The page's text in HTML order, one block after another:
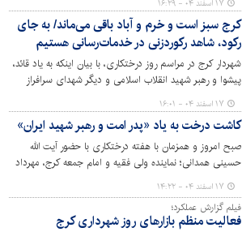
شد.
۱۷ اسفند ۰۴ - ۱۶:۲۹
کرج سبز است و خرم و آباد باقی می‌ماند/ به جای
رکود، شاهد رکوردزنی در خدمات‌رسانی هستیم
شهردار کرج در مراسم روز درختکاری، با بیان اینکه به یاد قائد،
پیشوا و رهبر شهید انقلاب اسلامی و دیگر شهدای سرافراز
جنگ رمضان نهال غرس کردیم تا نمادی از سرسبزی و
استواری و استقامت ملت قهرمان ایران اسلامی در روزهای
سخت و دشوار باشد، گفت: کرج این رنگین کمان اقوام ایرانی
سبز و با صلابت است و خرم و آباد نیز باقی خواهد ماند.
۱۷ اسفند ۰۴ - ۱۶:۰۱
کاشت درخت به یاد «پدر امت و رهبر شهید ایران»
صبح امروز و همزمان با هفته درختکاری با حضور آیت الله
حسینی همدانی؛ نماینده ولی فقیه و امام جمعه کرج، مهرداد
کیانی؛ شهردار کرج و مدیران مجموعه مدیریت شهری مراسم
روز درختکاری در پارک همگام برگزار شد.
۱۷ اسفند ۰۴ - ۱۴:۲۲
فیلم گزارش عملکرد؛
فعالیت منظم بازارهای روز شهرداری کرج